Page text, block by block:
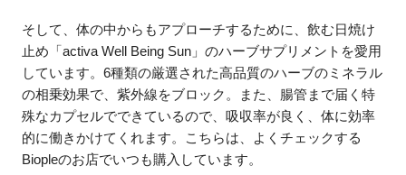
そして、体の中からもアプローチするために、飲む日焼け
止め「activa Well Being Sun」のハーブサプリメントを愛用
しています。6種類の厳選された高品質のハーブのミネラル
の相乗効果で、紫外線をブロック。また、腸管まで届く特
殊なカプセルでできているので、吸収率が良く、体に効率
的に働きかけてくれます。こちらは、よくチェックする
Biopleのお店でいつも購入しています。